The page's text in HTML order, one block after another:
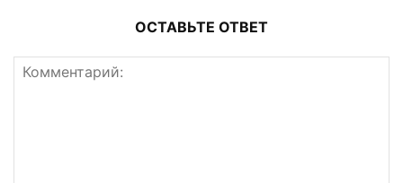
ОСТАВЬТЕ ОТВЕТ